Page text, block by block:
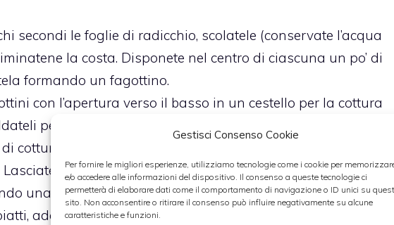
Gestisci Consenso Cookie
Per fornire le migliori esperienze, utilizziamo tecnologie come i cookie per
e/o accedere alle informazioni del dispositivo. Il consenso a queste tecnologie ci
permetterà di elaborare dati come il comportamento di navigazione o ID unici su
sito. Non acconsentire o ritirare il consenso può influire negativamente su alcune
caratteristiche e funzioni.
secondi le foglie di radicchio, scolatele (conservate l’acqua
la costa. Disponete nel centro di ciascuna un po’ di
formando un fagottino.
con l’apertura verso il basso in un cestello per la cottura
per 5 minuti utilizzando come base l’acqua del radicchio.
cottura rimasto nel tegame del pesce la farina di riso e un
Lasciate addensare dolcemente e allungate con il brodo
una salsa gialla. Frullatela per un risultato più fine quindi
adagiatevi i fagottini caldi e portate in tavola.